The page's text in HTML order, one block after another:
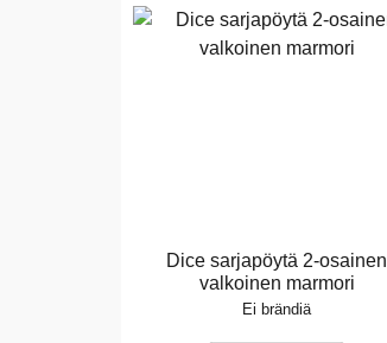
Dice sarjapöytä 2-osainen
valkoinen marmori
Ei brändiä